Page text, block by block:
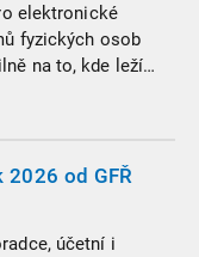
elektronické
fyzických osob
na to, kde leží
nejčastější
v roce 2026
2026 od GFŘ
účetní i